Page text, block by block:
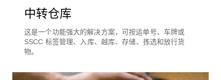
中转仓库
这是一个功能强大的解决方案，可按运单号、车牌或
SSCC 标签管理、入库、越库、存储、拣选和放行货
物。